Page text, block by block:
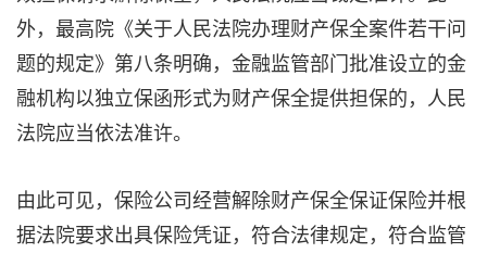
外，最高院《关于人民法院办理财产保全案件若干问
题的规定》第八条明确，金融监管部门批准设立的金
融机构以独立保函形式为财产保全提供担保的，人民
法院应当依法准许。
由此可见，保险公司经营解除财产保全保证保险并根
据法院要求出具保险凭证，符合法律规定，符合监管